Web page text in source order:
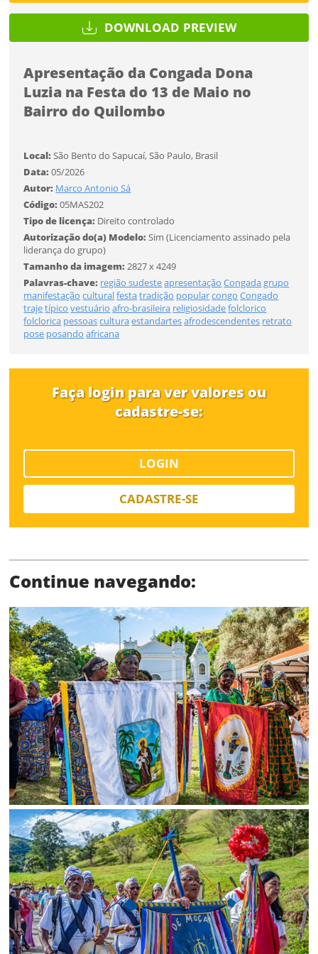
DOWNLOAD PREVIEW
Apresentação da Congada Dona
Luzia na Festa do 13 de Maio no
Bairro do Quilombo
Local:São Bento do Sapucaí, São Paulo, Brasil
Data:05/2026
Autor: Marco Antonio Sá
Código:05MAS202
Tipo de licença: Direito controlado
Autorização do(a) Modelo:Sim (Licenciamento assinado pela
liderança do grupo)
Tamanho da imagem:2827 x 4249
Palavras-chave: região sudesteapresentação Congada grupo
manifestação culturalfestatradição popularcongo Congado
trajetípico vestuário afro-brasileira religiosidadefolclorico
folclorica pessoasculturaestandartesafrodescendentes retrato
pose posando africana
Faça login para ver valores ou
cadastre-se:
LOGIN
CADASTRE-SE
Continue navegando:
Tamanho
FINALIZAR
Li e concordo com os Termos de Uso do site
CADASTRAR
Já tem uma conta?
Tipo de download
Status
SALVAR